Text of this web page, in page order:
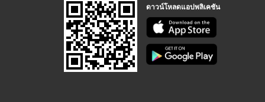
ดาวน์โหลดแอปพลิเคชัน